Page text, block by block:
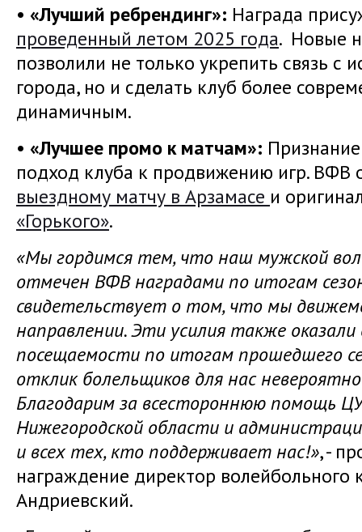
• «Лучший ребрендинг»: Награда
проведенный летом 2025 года. Новые
позволили не только укрепить связь с
города, но и сделать клуб более
динамичным.
• «Лучшее промо к матчам»:
подход клуба к продвижению игр. ВФВ
выездному матчу в Арзамасе и
«Горького».
«Мы гордимся тем, что наш мужской
отмечен ВФВ наградами по итогам
свидетельствует о том, что мы
направлении. Эти усилия также
посещаемости по итогам прошедшего
отклик болельщиков для нас
Благодарим за всестороннюю помощь
Нижегородской области и
и всех тех, кто поддерживает нас!», -
награждение директор волейбольного
Андриевский.